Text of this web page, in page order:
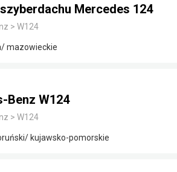
Mercedes 124
> W124
mazowieckie
Benz W124
> W124
kujawsko-pomorskie